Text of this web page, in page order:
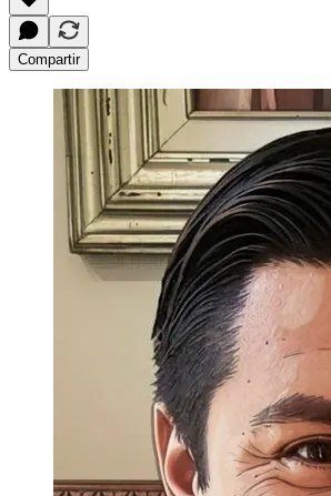
Compartir